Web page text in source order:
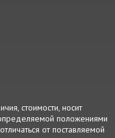
стоимости, носит
положениями
от поставляемой